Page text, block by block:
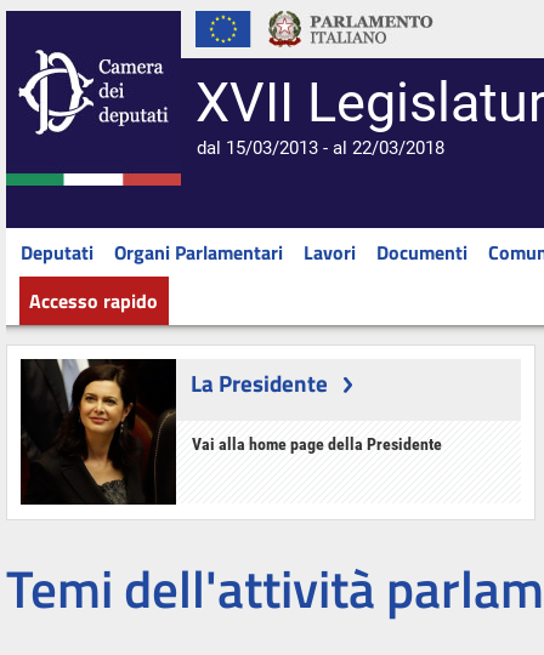
XVII
dal 15/03/2013 - al 22/03/2018
Deputati Organi Parlamentari Lavori Documenti
Accesso rapido
La Presidente
Vai alla home page della Presidente
Temi dell'attività